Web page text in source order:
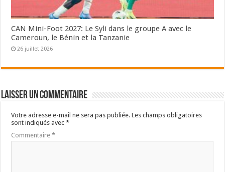
CAN Mini-Foot 2027: Le Syli dans le groupe A avec le
Cameroun, le Bénin et la Tanzanie
26 juillet 2026
Laisser un commentaire
Votre adresse e-mail ne sera pas publiée. Les champs obligatoires
sont indiqués avec*
Commentaire*